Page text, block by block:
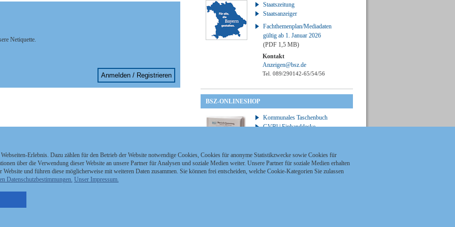
Netiquette.
Anmelden / Registrieren
Staatszeitung
Staatsanzeiger
Fachthemenplan/Mediadaten
gültig ab 1. Januar 2026
(PDF 1,5 MB)
Kontakt
Anzeigen@bsz.de
Tel. 089/290142-65/54/56
BSZ-ONLINESHOP
Kommunales Taschenbuch
GVBl | Einbanddecke
Staatszeitung
Erlebnis. Dazu zählen für den Betrieb der Website notwendige Cookies, Cookies für anonyme Statistikzwecke sowie Cookies für
über die Verwendung dieser Website an unsere Partner für Analysen und soziale Medien weiter. Unsere Partner für soziale Medien erhalten
und führen diese möglicherweise mit weiteren Daten zusammen. Sie können frei entscheiden, welche Cookie-Kategorien Sie zulassen
Datenschutzbestimmungen. Unser Impressum.